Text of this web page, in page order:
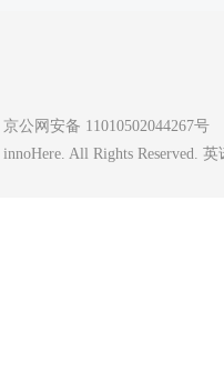
京公网安备 11010502044267号
innoHere. All Rights Reserved.